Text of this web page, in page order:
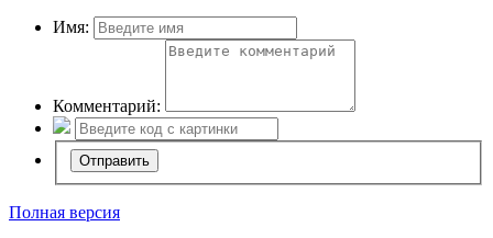
Имя:
Комментарий:
Полная версия